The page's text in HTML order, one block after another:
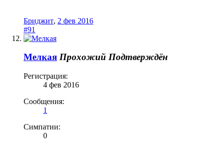
Бриджит, 2 фев 2016
#91
Мелкая Прохожий Подтверждён
Регистрация:
4 фев 2016
Сообщения:
1
Симпатии:
0